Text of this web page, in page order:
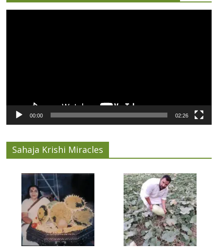
00:00 02:26
Sahaja Krishi Miracles